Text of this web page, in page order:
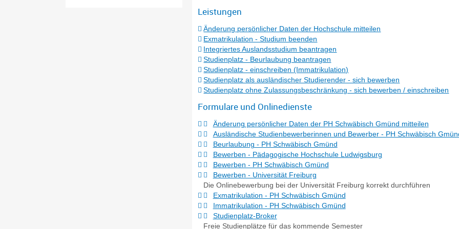
Leistungen
Änderung persönlicher Daten der Hochschule mitteilen
Exmatrikulation - Studium beenden
Integriertes Auslandsstudium beantragen
Studienplatz - Beurlaubung beantragen
Studienplatz - einschreiben (Immatrikulation)
Studienplatz als ausländischer Studierender - sich bewerben
Studienplatz ohne Zulassungsbeschränkung - sich bewerben / einschreiben
Formulare und Onlinedienste
Änderung persönlicher Daten der PH Schwäbisch Gmünd mitteilen
Ausländische Studienbewerberinnen und Bewerber - PH Schwäbisch
Beurlaubung - PH Schwäbisch Gmünd
Bewerben - Pädagogische Hochschule Ludwigsburg
Bewerben - PH Schwäbisch Gmünd
Bewerben - Universität Freiburg
Die Onlinebewerbung bei der Universität Freiburg korrekt durchführen
Exmatrikulation - PH Schwäbisch Gmünd
Immatrikulation - PH Schwäbisch Gmünd
Studienplatz-Broker
Freie Studienplätze für das kommende Semester